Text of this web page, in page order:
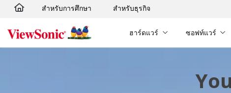
Skip to main content
สำหรับการศึกษา สำหรับธุรกิจ
ฮาร์ดแวร์ ซอฟท์แวร์